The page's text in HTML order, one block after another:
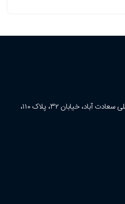
تهران، سعادت آباد، خیابان اصلی سعادت آباد، خیابان ۳۲، پلاک ۱۱۰،